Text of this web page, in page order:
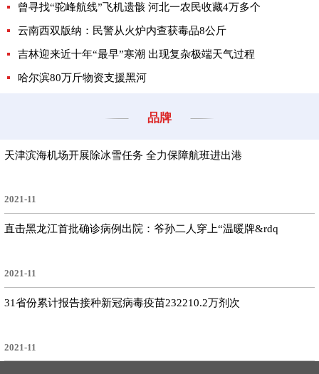
曾寻找“驼峰航线”飞机遗骸 河北一农民收藏4万多个
云南西双版纳：民警从火炉内查获毒品8公斤
吉林迎来近十年“最早”寒潮 出现复杂极端天气过程
哈尔滨80万斤物资支援黑河
品牌
天津滨海机场开展除冰雪任务 全力保障航班进出港
2021-11
直击黑龙江首批确诊病例出院：爷孙二人穿上“温暖牌&rdq
2021-11
31省份累计报告接种新冠病毒疫苗232210.2万剂次
2021-11